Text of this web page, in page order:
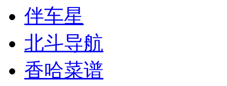
伴车星
北斗导航
香哈菜谱